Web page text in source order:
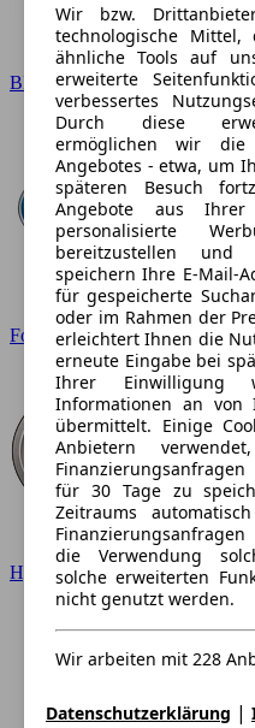
BMW
Ford
Hyundai
Wir bzw.
technologische
ähnliche Tools auf
erweiterte
verbessertes
Durch diese
ermöglichen wir die
Angebotes - etwa, um
späteren Besuch
Angebote aus
personalisierte
bereitzustellen und
speichern Ihre E-Mail-
für gespeicherte
oder im Rahmen der
erleichtert Ihnen die
erneute Eingabe bei
Ihrer Einwilligung
Informationen an von
übermittelt. Einige
Anbietern
für 30 Tage zu
Zeitraums
die Verwendung
solche erweiterten
nicht genutzt werden.
Wir arbeiten mit 228
Datenschutzerklärung |